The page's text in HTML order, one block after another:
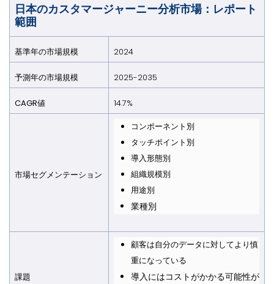
日本のカスタマージャーニー分析市場：レポート
範囲
基準年の市場規模 2024
予測年の市場規模 2025-2035
CAGR値 14.7%
市場セグメンテーション
コンポーネント別
タッチポイント別
導入形態別
組織規模別
用途別
業種別
課題
顧客は自分のデータに対してより慎
重になっている
導入にはコストがかかる可能性が